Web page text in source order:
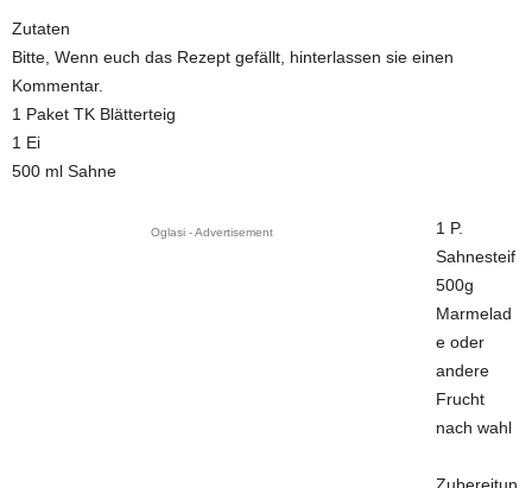
Zutaten
Bitte, Wenn euch das Rezept gefällt, hinterlassen sie einen
Kommentar.
1 Paket TK Blätterteig
1 Ei
500 ml Sahne
Oglasi - Advertisement
1 P.
Sahnesteif
500g
Marmelad
e oder
andere
Frucht
nach wahl
Zubereitun